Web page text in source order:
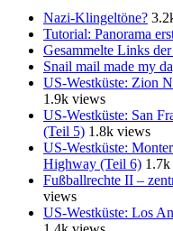
Nazi-Klingeltöne?
Tutorial: Panorama
Gesammelte Links
Snail mail made my
US-Westküste: Zion
1.9k views
US-Westküste: San
(Teil 5) 1.8k views
US-Westküste:
Highway (Teil 6)
Fußballrechte II –
views
US-Westküste: Los